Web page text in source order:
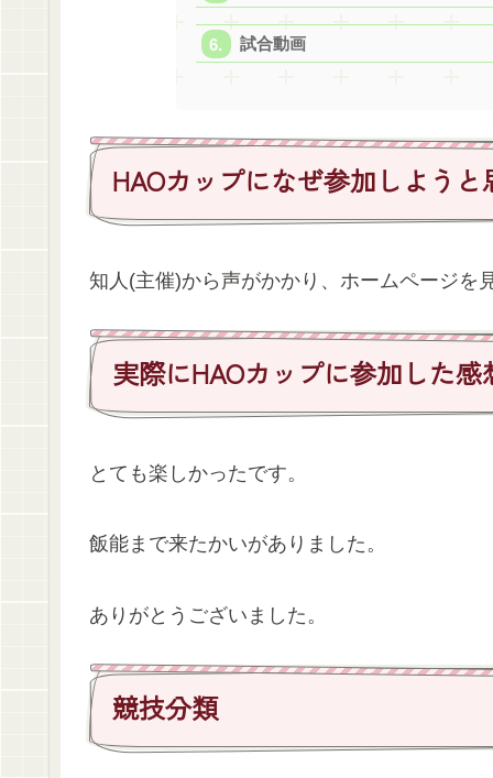
試合動画
HAOカップになぜ参加しよう
知人(主催)から声がかかり、ホームページを
実際にHAOカップに参加した感
とても楽しかったです。
飯能まで来たかいがありました。
ありがとうございました。
競技分類